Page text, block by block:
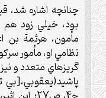
چنانچه اشاره شد،
بود، خيلي زود
مأمون، هرثمة بن
نظامي او، مأمور
گريزهاي متعدد و